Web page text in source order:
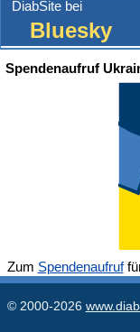
DiabSite bei
Bluesky
Spendenaufruf
Zum Spendenaufruf
© 2000-2026